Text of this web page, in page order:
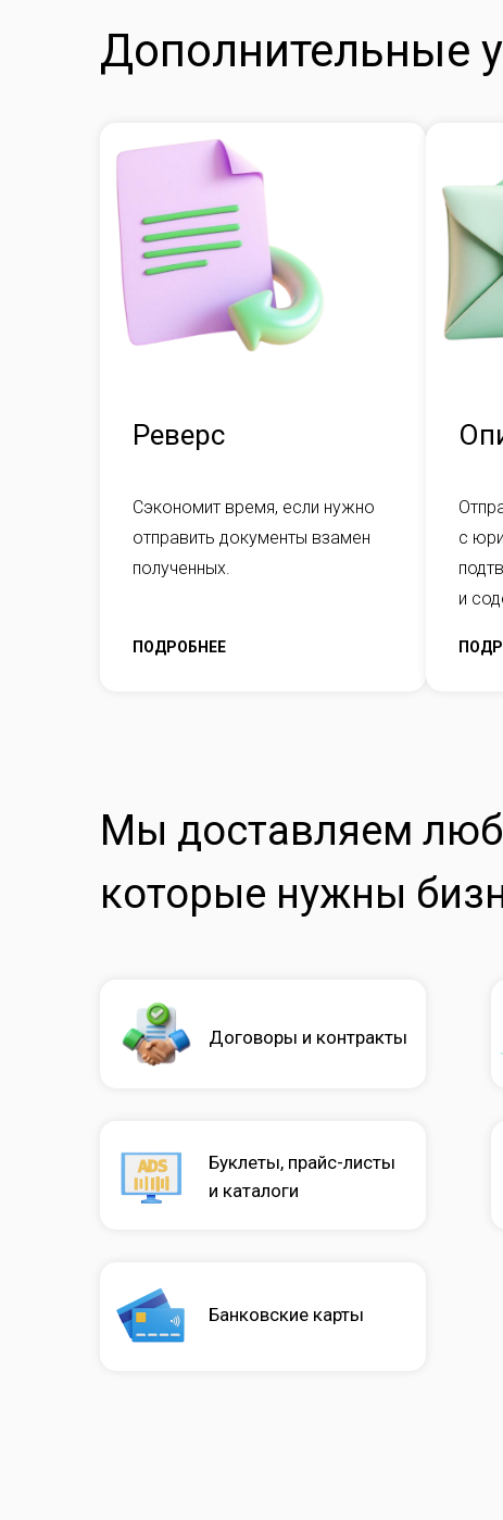
Дополнительные
Реверс
Сэкономит время, если нужно
отправить документы взамен
полученных.
ПОДРОБНЕЕ
с
и
Мы доставляем
которые нужны
Договоры и контракты
Банковские карты
Буклеты, прайс-листы
и каталоги